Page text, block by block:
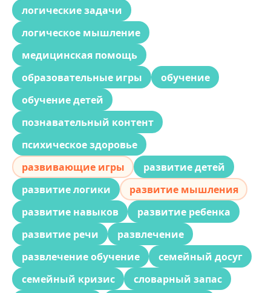
логические задачи
логическое мышление
медицинская помощь
образовательные игры
обучение
обучение детей
познавательный контент
психическое здоровье
развивающие игры
развитие детей
развитие логики
развитие мышления
развитие навыков
развитие ребенка
развитие речи
развлечение
развлечение обучение
семейный досуг
семейный кризис
словарный запас